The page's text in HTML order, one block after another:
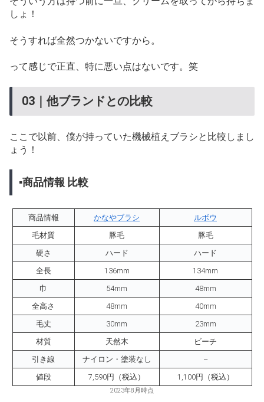
しょ！
そうすれば全然つかないですから。
って感じで正直、特に悪い点はないです。笑
03｜他ブランドとの比較
ここで以前、僕が持っていた機械植えブラシと比較しまし
ょう！
▪商品情報 比較
商品情報 かなやブラシ
ルボウ
毛材質
豚毛
豚毛
硬さ
ハード
ハード
全長
136mm
134mm
巾
54mm
48mm
全高さ
48mm
40mm
毛丈
30mm
23mm
材質
天然木
ビーチ
引き線
ナイロン・塗装なし
–
値段
7,590円（税込） 1,100円（税込）
2023年8月時点